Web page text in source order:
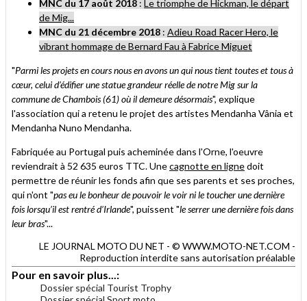
MNC du 17 août 2018 : Le triomphe de Hickman, le départ
de Mig...
MNC du 21 décembre 2018 : Adieu Road Racer Hero, le
vibrant hommage de Bernard Fau à Fabrice Miguet
"Parmi les projets en cours nous en avons un qui nous tient toutes et tous à
cœur, celui d’édifier une statue grandeur réelle de notre Mig sur la
commune de Chambois (61) où il demeure désormais", explique
l'association qui a retenu le projet des artistes Mendanha Vânia et
Mendanha Nuno Mendanha.
Fabriquée au Portugal puis acheminée dans l'Orne, l'oeuvre
reviendrait à 52 635 euros TTC. Unecagnotte en lignedoit
permettre de réunir les fonds afin que ses parents et ses proches,
qui n'ont "pas eu le bonheur de pouvoir le voir ni le toucher une dernière
fois lorsqu’il est rentré d’Irlande", puissent "le serrer une dernière fois dans
leur bras"...
LE JOURNAL MOTO DU NET - © WWW.MOTO-NET.COM -
Reproduction interdite sans autorisation préalable
Pour en savoir plus...:
Dossier spécial Tourist Trophy